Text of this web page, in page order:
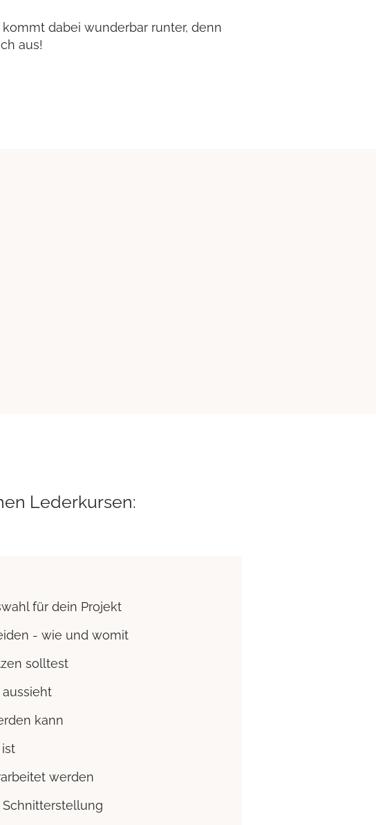
dabei wunderbar runter, denn
aus!
Lederkursen:
für dein Projekt
- wie und womit
solltest
kann
werden